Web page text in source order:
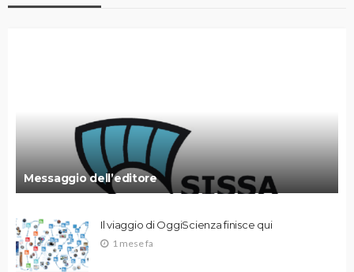
Messaggio dell’editore
Il viaggio di OggiScienza finisce qui
1 mese fa